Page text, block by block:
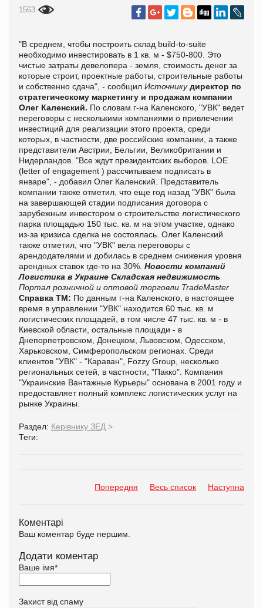
1563
"В среднем, чтобы построить склад build-to-suite
необходимо инвестировать в 1 кв. м - $750-800. Это
чистые затраты девелопера - земля, стоимость денег за
которые строит, проектные работы, строительные работы
и собственно сдача", - сообщил Источнику директор по
стратегическому маркетингу и продажам компании
Олег Каленский. По словам г-на Каленского, "УВК" ведет
переговоры с несколькими компаниями о привлечении
инвестиций для реализации этого проекта, среди
которых, в частности, две российские компании, а также
представители Австрии, Бельгии, Великобритании и
Нидерландов. "Все ждут президентских выборов. LOE
(letter of engagement ) рассчитываем подписать в
январе", - добавил Олег Каленский. Представитель
компании также отметил, что еще год назад "УВК" была
на завершающей стадии подписания договора с
зарубежным инвестором о строительстве логистического
парка площадью 150 тыс. кв. м на этом участке, однако
из-за кризиса сделка не состоялась. Олег Каленский
также отметил, что "УВК" вела переговоры с
арендодателями и добилась в среднем снижения уровня
арендных ставок где-то на 30%. Новости компаний
Логистика в Украине Складская недвижимость
Портал розничной и оптовой торговли TradeMaster
Справка ТМ: По данным г-на Каленского, в настоящее
время в управлении "УВК" находится 60 тыс. кв. м
логистических площадей, в том числе 47 тыс. кв. м - в
Киевской области, остальные площади - в
Днепорпетровском, Донецком, Львовском, Одесском,
Харьковском, Симферопольском регионах. Среди
клиентов "УВК" - "Караван", Fozzy Group, несколько
региональных сетей, в частности, "Пакко". Компания
"Украинские Вантажные Курьеры" основана в 2001 году и
предоставляет полный комплекс логистических услуг на
рынке Украины.
Раздел: Керівнику ЗЕД >
Теги:
Попередня Весь список Наступна
Коментарі
Ваш коментар буде першим.
Додати коментар
Ваше імя*
Захист від спаму